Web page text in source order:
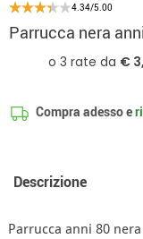
4.34/5.00
Parrucca nera
Compra adesso e
Descrizione
Parrucca anni 80